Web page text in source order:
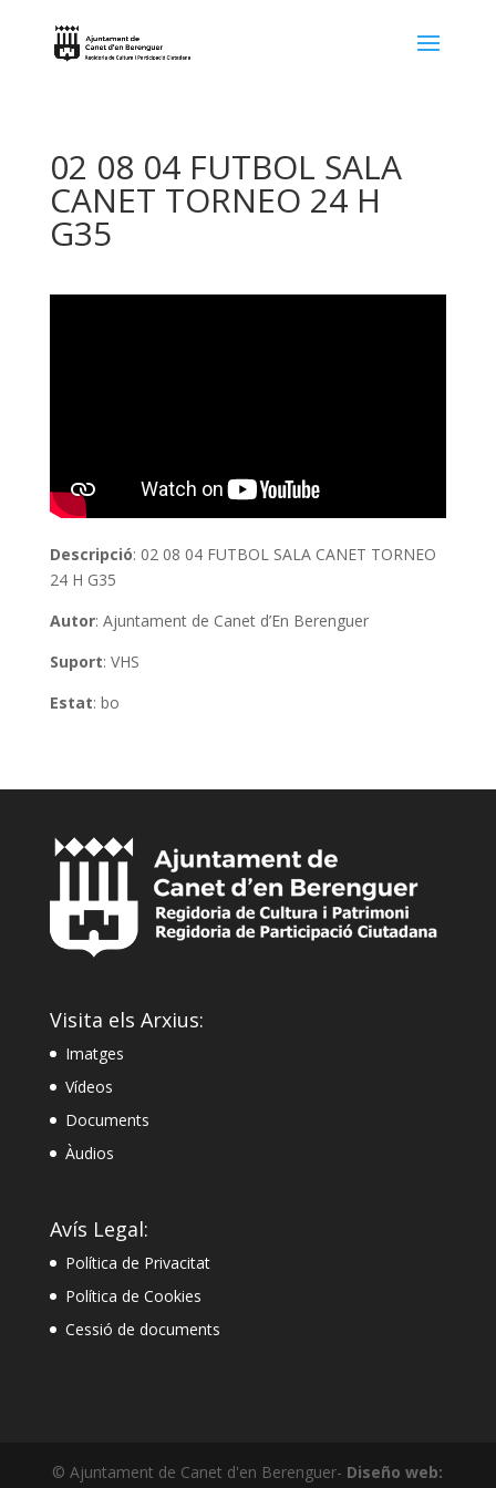
02 08 04 FUTBOL SALA
CANET TORNEO 24 H
G35
Descripció: 02 08 04 FUTBOL SALA CANET TORNEO
24 H G35
Autor: Ajuntament de Canet d’En Berenguer
Suport: VHS
Estat: bo
Visita els Arxius:
Imatges
Vídeos
Documents
Àudios
Avís Legal:
Política de Privacitat
Política de Cookies
Cessió de documents
© Ajuntament de Canet d'en Berenguer- Diseño web: